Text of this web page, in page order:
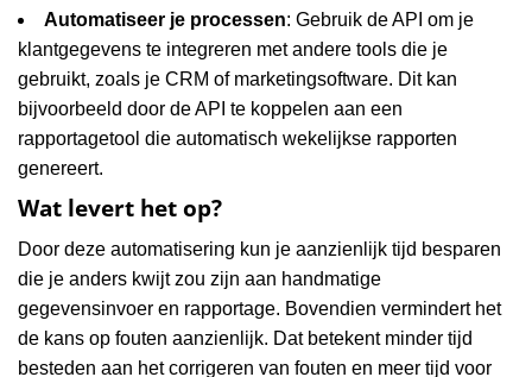
Automatiseer je processen: Gebruik de API om je
klantgegevens te integreren met andere tools die je
gebruikt, zoals je CRM of marketingsoftware. Dit kan
bijvoorbeeld door de API te koppelen aan een
rapportagetool die automatisch wekelijkse rapporten
genereert.
Wat levert het op?
Door deze automatisering kun je aanzienlijk tijd besparen
die je anders kwijt zou zijn aan handmatige
gegevensinvoer en rapportage. Bovendien vermindert het
de kans op fouten aanzienlijk. Dat betekent minder tijd
besteden aan het corrigeren van fouten en meer tijd voor